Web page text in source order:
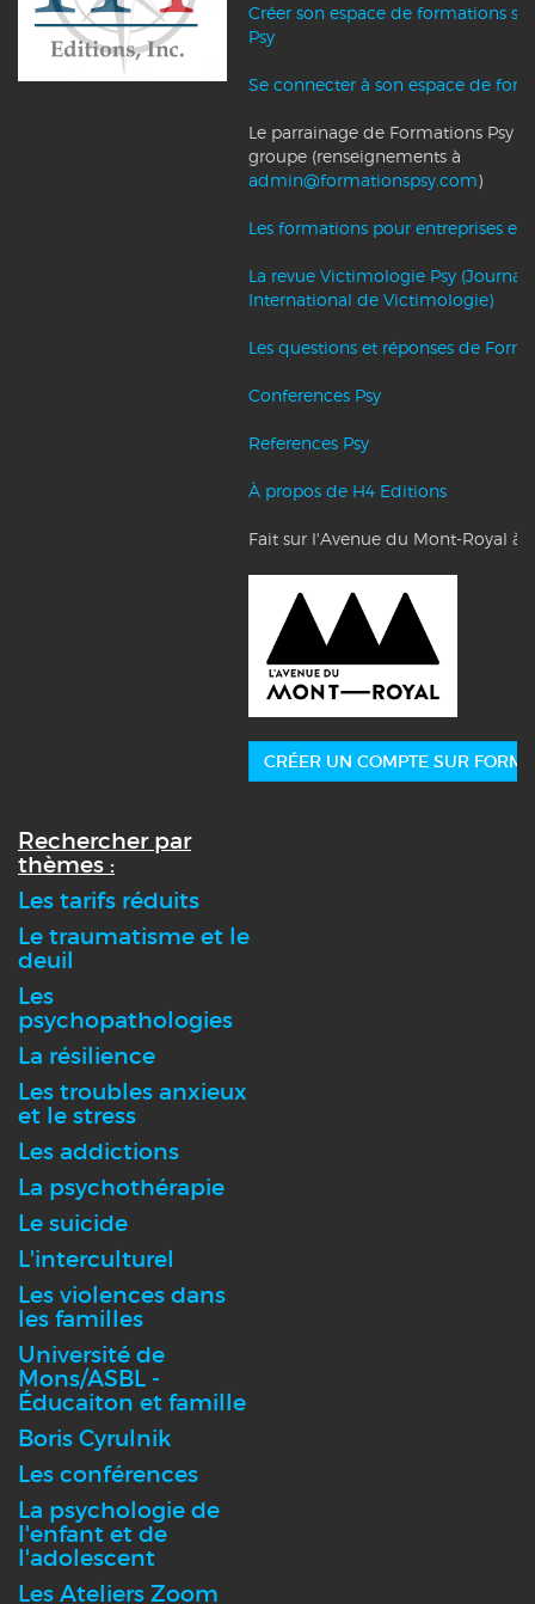
Créer son espace de formations
Psy
Se connecter à son espace de
Le parrainage de Formations Psy
groupe (renseignements à
admin@formationspsy.com)
Les formations pour entreprises et
La revue Victimologie Psy (Journal
International de Victimologie)
Les questions et réponses de
Conferences Psy
References Psy
À propos de H4 Editions
Fait sur l'Avenue du Mont-Royal à
CRÉER UN COMPTE SUR
Rechercher par
thèmes :
Les tarifs réduits
Le traumatisme et le
deuil
Les
psychopathologies
La résilience
Les troubles anxieux
et le stress
Les addictions
La psychothérapie
Le suicide
L'interculturel
Les violences dans
les familles
Université de
Mons/ASBL -
Éducaiton et famille
Boris Cyrulnik
Les conférences
La psychologie de
l'enfant et de
l'adolescent
Les Ateliers Zoom